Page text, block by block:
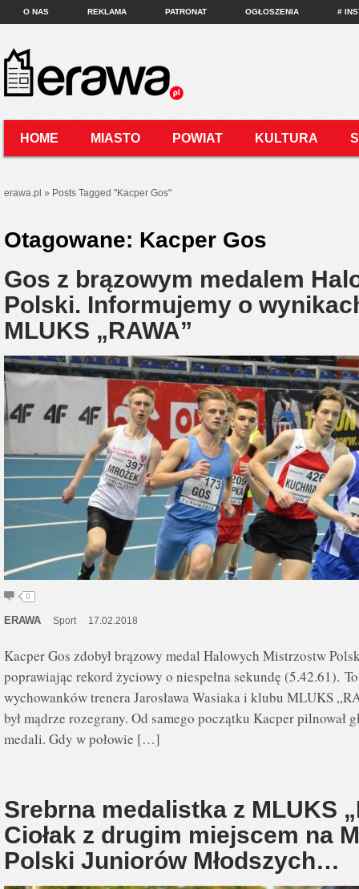
O NAS REKLAMA PATRONAT OGŁOSZENIA #
HOME MIASTO POWIAT KULTURA
erawa.pl » Posts Tagged "Kacper Gos"
Otagowane: Kacper Gos
Gos z brązowym medalem
Polski. Informujemy o
MLUKS „RAWA”
0
ERAWA Sport 17.02.2018
Kacper Gos zdobył brązowy medal Halowych Mistrzostw
poprawiając rekord życiowy o niespełna sekundę (5.42.61).
wychowanków trenera Jarosława Wasiaka i klubu MLUKS
był mądrze rozegrany. Od samego początku Kacper pilnował
medali. Gdy w połowie […]
Srebrna medalistka z MLUKS
Ciołak z drugim miejscem na
Polski Juniorów Młodszych…